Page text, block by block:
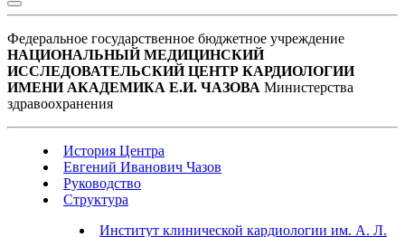
Федеральное государственное бюджетное учреждение
НАЦИОНАЛЬНЫЙ МЕДИЦИНСКИЙ
ИССЛЕДОВАТЕЛЬСКИЙ ЦЕНТР КАРДИОЛОГИИ
ИМЕНИ АКАДЕМИКА Е.И. ЧАЗОВА Министерства
здравоохранения
История Центра
Евгений Иванович Чазов
Руководство
Структура
Институт клинической кардиологии им. А. Л.